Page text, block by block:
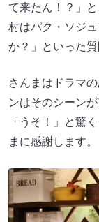
て来たん！？」
村はパク・ソジ
か？」といった質
さんまはドラマ
ンはそのシーン
「うそ！」と驚
まに感謝します。